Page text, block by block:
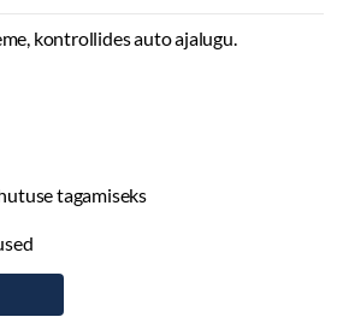
kontrollides auto ajalugu.
tagamiseks